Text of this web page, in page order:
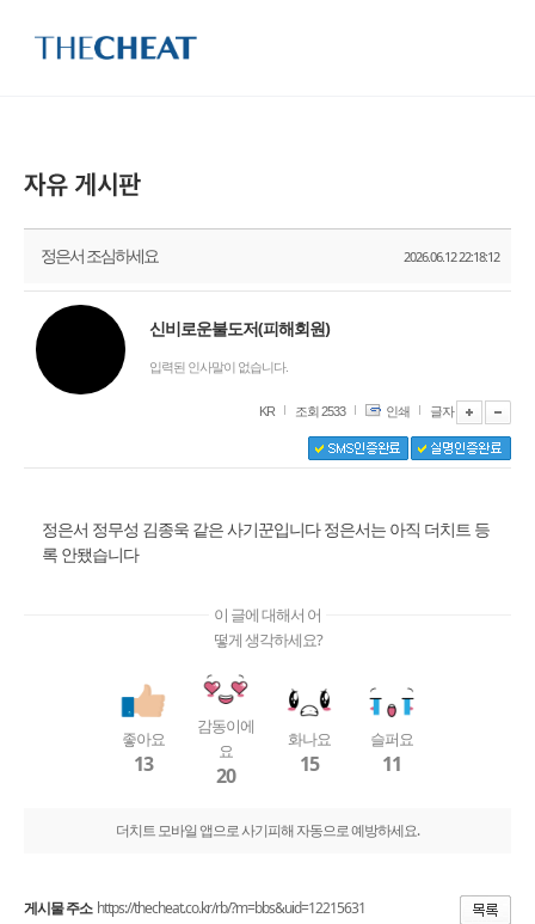
정은서 조심하세요 2026.06.12 22:18:12
신비로운불도저(피해회원)
입력된 인사말이 없습니다.
KR 조회 2533 인쇄 글자
정은서 정무성 김종욱 같은 사기꾼입니다 정은서는 아직 더치트 등
록 안됐습니다
이 글에 대해서 어
떻게 생각하세요?
좋아요
13
감동이에
요
20
화나요
15
슬퍼요
11
더치트 모바일 앱으로 사기피해 자동으로 예방하세요.
게시물 주소 https://thecheat.co.kr/rb/?m=bbs&uid=12215631